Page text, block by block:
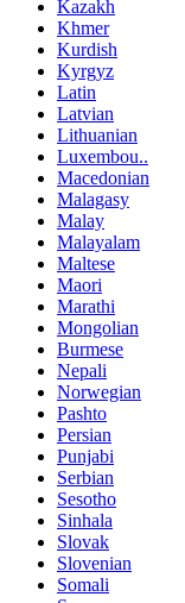
Kazakh
Khmer
Kurdish
Kyrgyz
Latin
Latvian
Lithuanian
Luxembou..
Macedonian
Malagasy
Malay
Malayalam
Maltese
Maori
Marathi
Mongolian
Burmese
Nepali
Norwegian
Pashto
Persian
Punjabi
Serbian
Sesotho
Sinhala
Slovak
Slovenian
Somali